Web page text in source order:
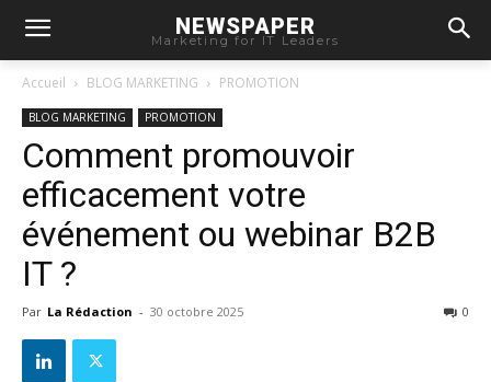
NEWSPAPER
Marketing for IT Leaders
Accueil BLOG MARKETING PROMOTION
BLOG MARKETING PROMOTION
Comment promouvoir
efficacement votre
événement ou webinar B2B
IT ?
Par La Rédaction - 30 octobre 2025 0